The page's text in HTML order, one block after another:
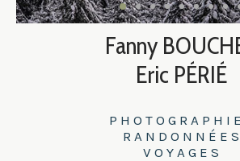
Fanny
Eric PÉRIÉ
P H O T O G R A P H I
R A N D O N N É E S
V O Y A G E S